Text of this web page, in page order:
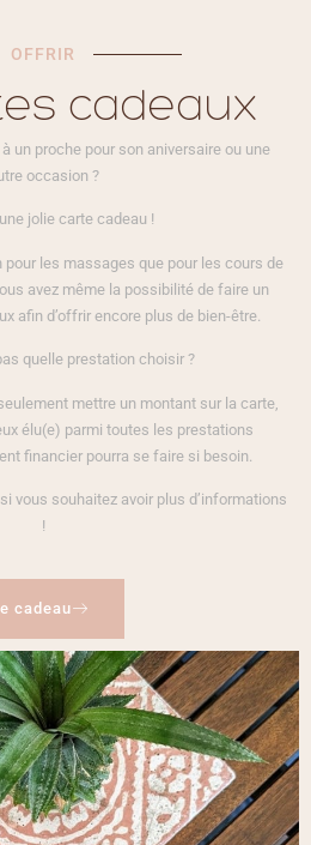
OFFRIR
cadeaux
un proche pour son aniversaire ou une
occasion ?
jolie carte cadeau !
les massages que pour les cours de
avez même la possibilité de faire un
afin d’offrir encore plus de bien-être.
quelle prestation choisir ?
mettre un montant sur la carte,
élu(e) parmi toutes les prestations
financier pourra se faire si besoin.
vous souhaitez avoir plus d’informations
!
cadeau